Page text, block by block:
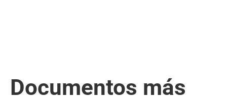
Documentos más